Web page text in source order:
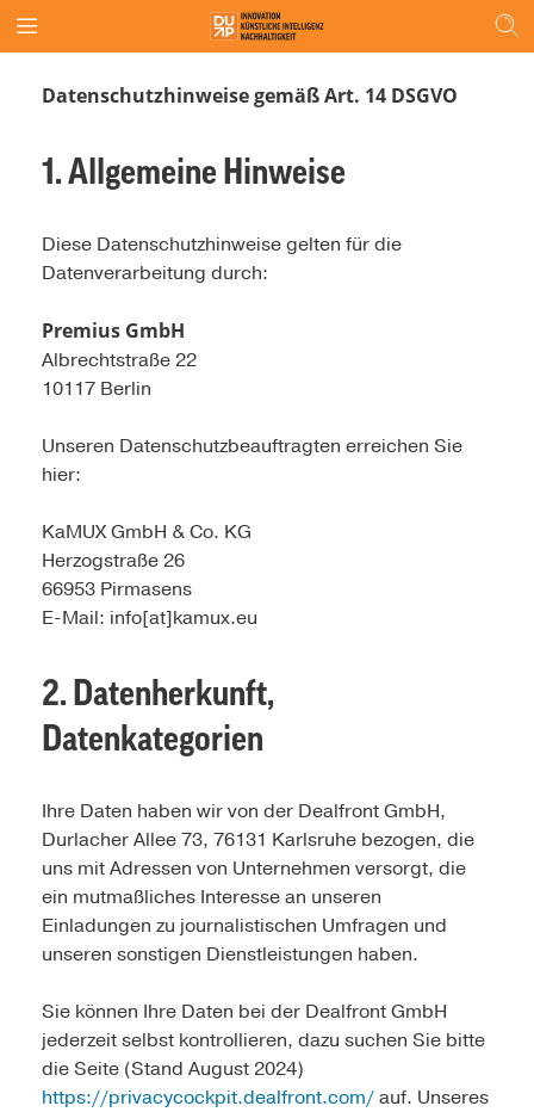
Datenschutzhinweise gemäß Art. 14 DSGVO
1. Allgemeine Hinweise
Diese Datenschutzhinweise gelten für die
Datenverarbeitung durch:
Premius GmbH
Albrechtstraße 22
10117 Berlin
Unseren Datenschutzbeauftragten erreichen Sie
hier:
KaMUX GmbH & Co. KG
Herzogstraße 26
66953 Pirmasens
E-Mail: info[at]kamux.eu
2. Datenherkunft,
Datenkategorien
Ihre Daten haben wir von der Dealfront GmbH,
Durlacher Allee 73, 76131 Karlsruhe bezogen, die
uns mit Adressen von Unternehmen versorgt, die
ein mutmaßliches Interesse an unseren
Einladungen zu journalistischen Umfragen und
unseren sonstigen Dienstleistungen haben.
Sie können Ihre Daten bei der Dealfront GmbH
jederzeit selbst kontrollieren, dazu suchen Sie bitte
die Seite (Stand August 2024)
https://privacycockpit.dealfront.com/auf. Unseres